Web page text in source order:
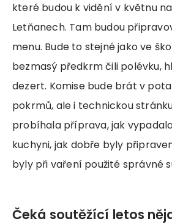
které budou k vidění v květnu
Letňanech. Tam budou
menu. Bude to stejné jako ve
bezmasý předkrm čili polévku,
dezert. Komise bude brát v
pokrmů, ale i technickou
probíhala příprava, jak
kuchyni, jak dobře byly
byly při vaření použité správné
Čeká soutěžící letos